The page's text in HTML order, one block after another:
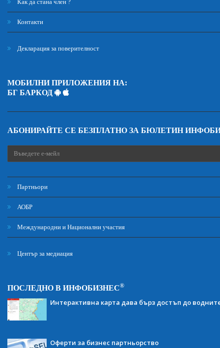
Как да стана член ?
Контакти
Декларация за поверителност
МОБИЛНИ ПРИЛОЖЕНИЯ НА:
БГ БАРКОД
АБОНИРАЙТЕ СЕ БЕЗПЛАТНО ЗА БЮЛЕТИН
Партньори
АОБР
Международни и Национални участия
Център за медиация
ПОСЛЕДНО В ИНФОБИЗНЕС®
Интерактивна карта дава бърз достъп до
Оферти за бизнес партньорство